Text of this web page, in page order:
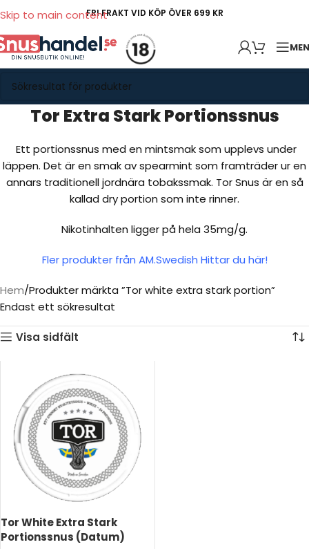
Skip to main contentFRI FRAKT VID KÖP ÖVER 699 KR
Tor Extra Stark Portionssnus
Ett portionssnus med en mintsmak som upplevs under
läppen. Det är en smak av spearmint som framträder ur en
annars traditionell jordnära tobakssmak. Tor Snus är en så
kallad dry portion som inte rinner.
Nikotinhalten ligger på hela 35mg/g.
Fler produkter från AM.Swedish Hittar du här!
Hem Produkter märkta ”Tor white extra stark portion”
Endast ett sökresultat
Visa sidfält
Tor White Extra Stark
Portionssnus (Datum)